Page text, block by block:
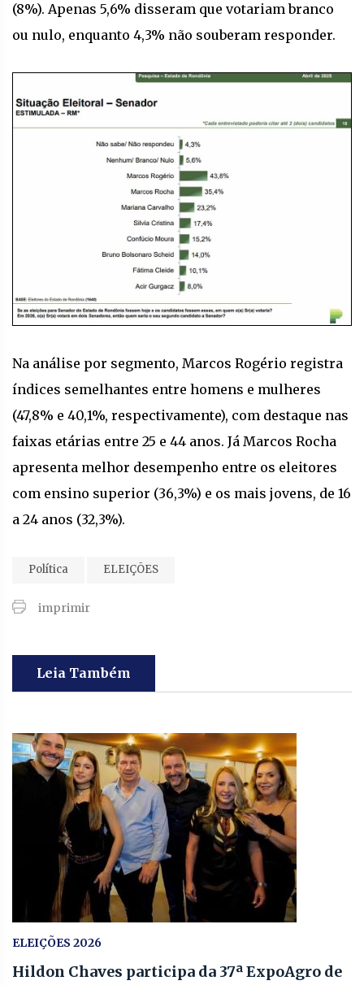
(8%). Apenas 5,6% disseram que votariam branco
ou nulo, enquanto 4,3% não souberam responder.
Na análise por segmento, Marcos Rogério registra
índices semelhantes entre homens e mulheres
(47,8% e 40,1%, respectivamente), com destaque nas
faixas etárias entre 25 e 44 anos. Já Marcos Rocha
apresenta melhor desempenho entre os eleitores
com ensino superior (36,3%) e os mais jovens, de 16
a 24 anos (32,3%).
Política ELEIÇÕES
imprimir
Leia Também
ELEIÇÕES 2026
Hildon Chaves participa da 37ª ExpoAgro de